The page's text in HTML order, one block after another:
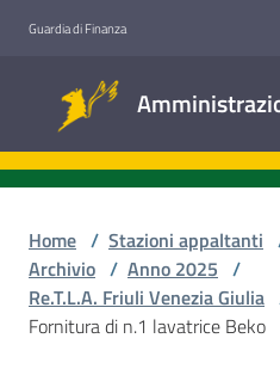
Guardia di Finanza
trasparente
Accesso
Home / Stazioni appaltanti
Archivio / Anno 2025 /
Re.T.L.A. Friuli Venezia Giulia
Fornitura di n.1 lavatrice Beko